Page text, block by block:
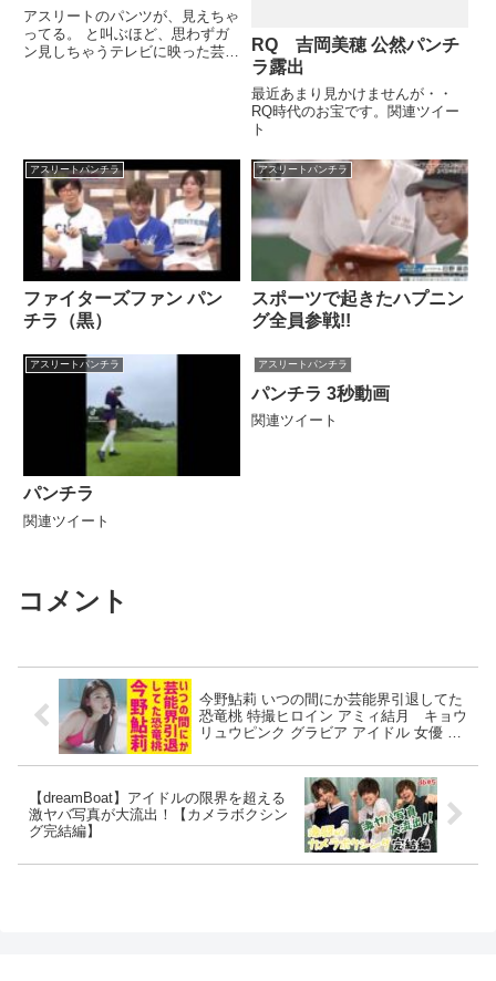
グ】 New 2017
アスリートのパンツが、見えちゃ
ってる。 と叫ぶほど、思わずガ
ン見しちゃうテレビに映った芸能
RQ 吉岡美穂 公然パンチ
ラ露出
最近あまり見かけませんが・・
RQ時代のお宝です。関連ツイー
ト
アスリートパンチラ
ファイターズファン パン
チラ（黒）
アスリートパンチラ
スポーツで起きたハプニン
グ全員参戦!!
アスリートパンチラ
パンチラ
関連ツイート
アスリートパンチラ
パンチラ 3秒動画
関連ツイート
コメント
今野鮎莉 いつの間にか芸能界引退してた
恐竜桃 特撮ヒロイン アミィ結月 キョウ
リュウピンク グラビア アイドル 女優 獣
【dreamBoat】アイドルの限界を超える
激ヤバ写真が大流出！【カメラボクシン
グ完結編】